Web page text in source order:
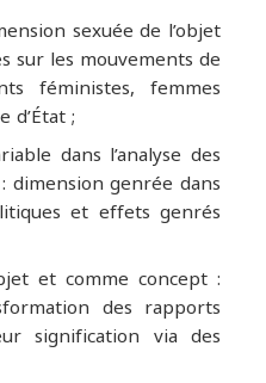
sexuée de l’objet
sur les mouvements de
féministes, femmes
d’État ;
dans l’analyse des
dimension genrée dans
et effets genrés
et comme concept :
des rapports
signification via des